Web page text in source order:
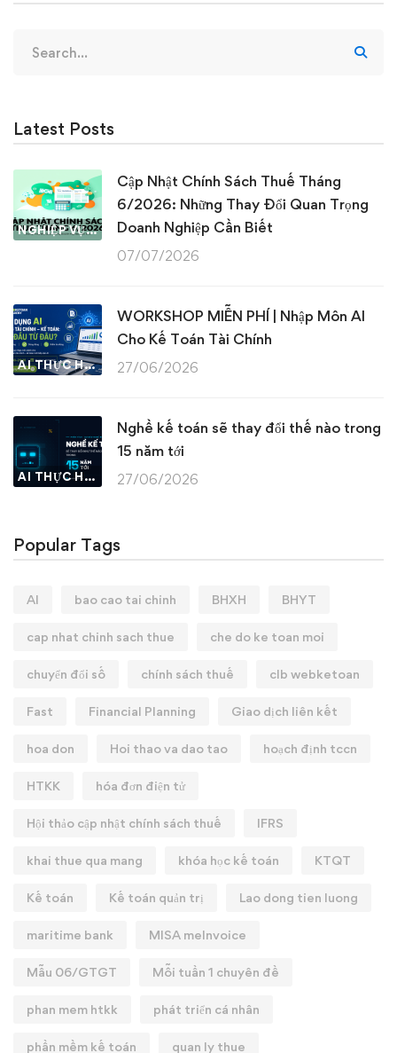
for:
Latest Posts
NGHIỆP VỤ KẾ TOÁN & THUẾ
Cập Nhật Chính Sách Thuế Tháng
6/2026: Những Thay Đổi Quan Trọng
Doanh Nghiệp Cần Biết
07/07/2026
AI THỰC HÀNH
WORKSHOP MIỄN PHÍ | Nhập Môn AI
Cho Kế Toán Tài Chính
27/06/2026
AI THỰC HÀNH
Nghề kế toán sẽ thay đổi thế nào trong
15 năm tới
27/06/2026
Popular Tags
AI bao cao tai chinh BHXH BHYT
cap nhat chinh sach thue che do ke toan moi
chuyển đổi số chính sách thuế clb webketoan
Fast Financial Planning Giao dịch liên kết
hoa don Hoi thao va dao tao hoạch định tccn
HTKK hóa đơn điện tử
Hội thảo cập nhật chính sách thuế IFRS
khai thue qua mang khóa học kế toán KTQT
Kế toán Kế toán quản trị Lao dong tien luong
maritime bank MISA meInvoice
Mẫu 06/GTGT Mỗi tuần 1 chuyên đề
phan mem htkk phát triển cá nhân
phần mềm kế toán quan ly thue